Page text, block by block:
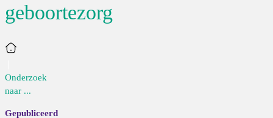
geboortezorg
Home
Onderzoek
naar ...